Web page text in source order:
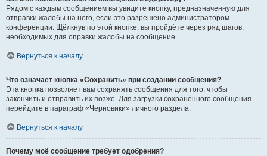
Рядом с каждым сообщением вы увидите кнопку, предназначенную для
отправки жалобы на него, если это разрешено администратором
конференции. Щёлкнув по этой кнопке, вы пройдёте через ряд шагов,
необходимых для оправки жалобы на сообщение.
Вернуться к началу
Что означает кнопка «Сохранить» при создании сообщения?
Эта кнопка позволяет вам сохранять сообщения для того, чтобы
закончить и отправить их позже. Для загрузки сохранённого сообщения
перейдите в параграф «Черновики» личного раздела.
Вернуться к началу
Почему моё сообщение требует одобрения?